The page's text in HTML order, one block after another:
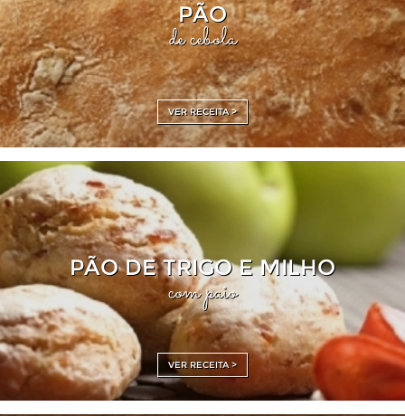
PÃO
de cebola
VER RECEITA >
PÃO DE TRIGO E MILHO
com paio
VER RECEITA >